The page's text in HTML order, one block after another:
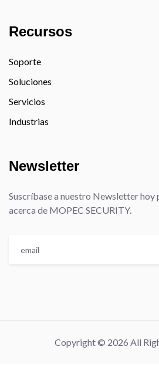
Recursos
Soporte
Soluciones
Servicios
Industrias
Newsletter
Suscríbase a nuestro Newsletter
acerca de MOPEC SECURITY.
Copyright © 2026 All